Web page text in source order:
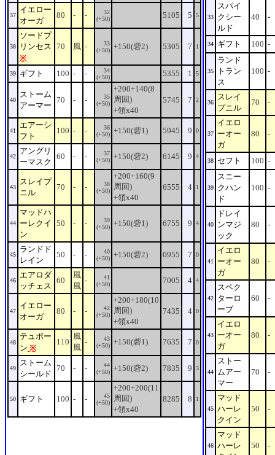
37
イエロー
オーガ
80 - -
32
(+50)
5105 5 5
38
ソードプ
リンセス
※
70 風 -
33
(+50) +150(砦2) 5305 7 1
39 ギフト 100 - -
34
(+50)
5355 1 5
40
ストーム
アーマー
70 - -
35
(+50)
+200+140(8
周回)
+領x40
5745 7 2
41
エアーシ
フト
100 - -
36
(+50) +150(砦1) 5945 9 0
42
アングリ
ーマスク
60 - -
37
(+50) +150(砦2) 6145 9 4
43
スレイプ
ニル
70 - -
38
(+50)
+200+160(9
周回)
+領x40
6555 4 1
44
マッドハ
ーレクイ
ン
50 - -
39
(+50) +150(砦1) 6755 9 4
45
ランドド
レイン
50 - -
40
(+50) +150(砦2) 6955 7 0
46
エアロダ
ッチェス
60
風
風
-
41
(+50)
7005 4 4
47
イエロー
オーガ
80 - -
42
(+50)
+200+180(10
周回)
+領x40
7435 4 0
48
テュポー
ン ※
110
風
風
-
43
(+50) +150(砦1) 7635 7 0
49
ストーム
シールド
70 - -
44
(+50) +150(砦2) 7835 9 3
50 ギフト 100 - -
45
(+50)
+200+200(11
周回)
+領x40
8285 8 1
33
スパイ
クシー
ルド
40 -
34 ギフト 100 -
35
ランド
トラン
ス
100 -
36
スレイ
プニル
70 -
37
イエロ
ーオー
ガ
80 -
38 セフト 100 -
39
スニー
クハン
ド
100 -
40
ドレイ
ンマジ
ック
80 -
41
イエロ
ーオー
ガ
80 -
42
スペク
ターロ
ーブ
60 -
43
イエロ
ーオー
ガ
80 -
44
ストー
ムアー
マー
70 -
45
マッド
ハーレ
クイン
50 -
46
マッド
ハーレ
50 -